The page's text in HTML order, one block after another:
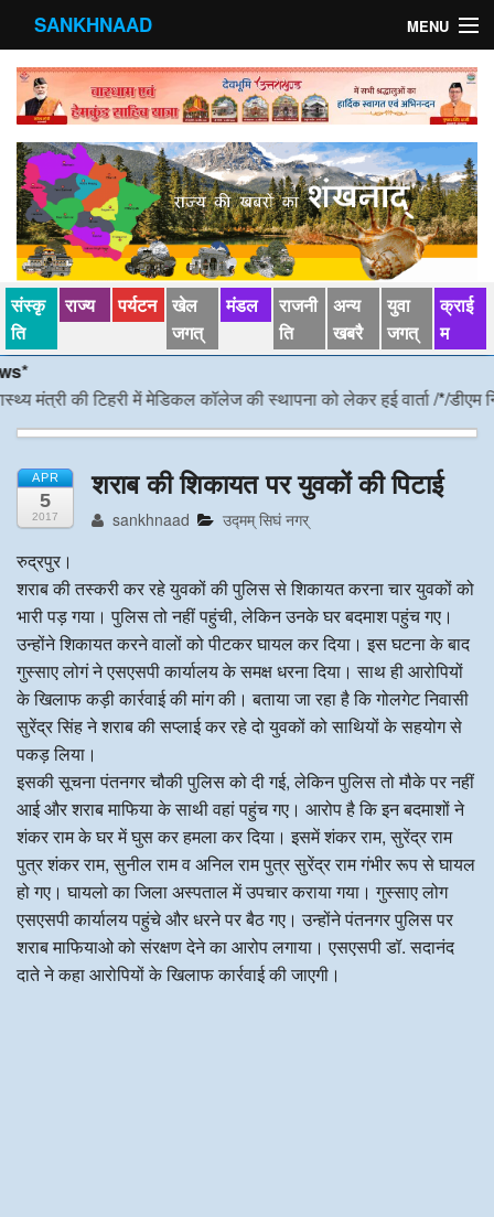
SANKHNAAD MENU
मुख्य पृष्ठ
राज्य
मंडल
संस्कृति
खेल जगत्
पर्यटन
पड़ोसी राज्य
स्वास्‍थ्य
देश विदेश
अन्य खबरै
संस्कृ
ति
राज्य पर्यटन खेल
जगत्
मंडल
राजनी
ति
अन्य
खबरै
युवा
जगत्
क्राई
म
की टिहरी में मेडिकल कॉलेज की स्थापना को लेकर हुई वार्ता/*/डीएम
APR
5
2017
शराब की शिकायत पर युवकों की पिटाई
sankhnaad उद्मम् सिघं नगर्
रुद्रपुर।
शराब की तस्करी कर रहे युवकों की पुलिस से शिकायत करना चार युवकों को
भारी पड़ गया। पुलिस तो नहीं पहुंची, लेकिन उनके घर बदमाश पहुंच गए।
उन्होंने शिकायत करने वालों को पीटकर घायल कर दिया। इस घटना के बाद
गुस्साए लोगं ने एसएसपी कार्यालय के समक्ष धरना दिया। साथ ही आरोपियों
के खिलाफ कड़ी कार्रवाई की मांग की। बताया जा रहा है कि गोलगेट निवासी
सुरेंद्र सिंह ने शराब की सप्लाई कर रहे दो युवकों को साथियों के सहयोग से
पकड़ लिया।
इसकी सूचना पंतनगर चौकी पुलिस को दी गई, लेकिन पुलिस तो मौके पर नहीं
आई और शराब माफिया के साथी वहां पहुंच गए। आरोप है कि इन बदमाशों ने
शंकर राम के घर में घुस कर हमला कर दिया। इसमें शंकर राम, सुरेंद्र राम
पुत्र शंकर राम, सुनील राम व अनिल राम पुत्र सुरेंद्र राम गंभीर रूप से घायल
हो गए। घायलो का जिला अस्पताल में उपचार कराया गया। गुस्साए लोग
एसएसपी कार्यालय पहुंचे और धरने पर बैठ गए। उन्होंने पंतनगर पुलिस पर
शराब माफियाओ को संरक्षण देने का आरोप लगाया। एसएसपी डॉ. सदानंद
दाते ने कहा आरोपियों के खिलाफ कार्रवाई की जाएगी।